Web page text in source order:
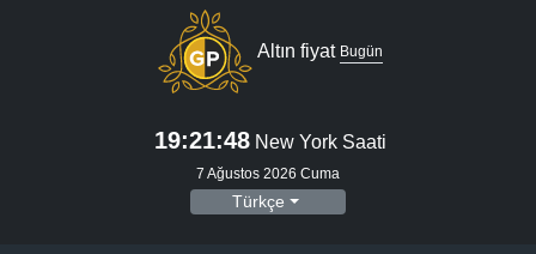
Altın fiyat Bugün
19:21:49 New York Saati
7 Ağustos 2026 Cuma
Türkçe